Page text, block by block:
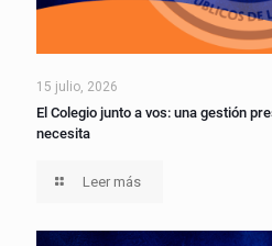
15 julio, 2026
El Colegio junto a vos: una gestión
necesita
Leer más